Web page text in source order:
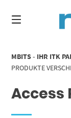
zum
Inhalt
MBITS - IHR ITK
PRODUKTE
Access